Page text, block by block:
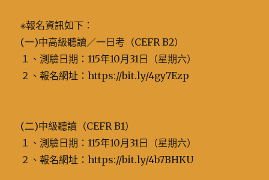
※報名資訊如下：
(一)中高級聽讀／一日考（CEFR B2）
１、測驗日期：115年10月31日（星期六）
２、報名網址：https://bit.ly/4gy7Ezp
(二)中級聽讀（CEFR B1）
１、測驗日期：115年10月31日（星期六）
２、報名網址：https://bit.ly/4b7BHKU